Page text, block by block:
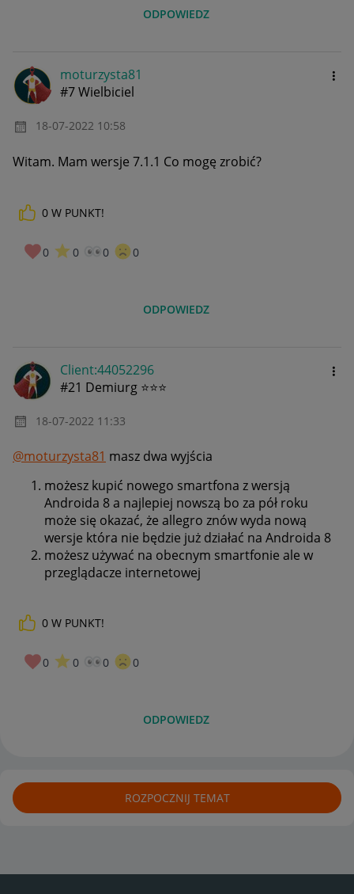
ODPOWIEDZ
moturzysta81
#7 Wielbiciel
‎18-07-2022 10:58
Witam. Mam wersje 7.1.1 Co mogę zrobić?
0 W PUNKT!
0 0 0 0
ODPOWIEDZ
Client:44052296
#21 Demiurg ⭐⭐⭐
‎18-07-2022 11:33
@moturzysta81 masz dwa wyjścia
możesz kupić nowego smartfona z wersją
Androida 8 a najlepiej nowszą bo za pół roku
może się okazać, że allegro znów wyda nową
wersje która nie będzie już działać na Androida 8
możesz używać na obecnym smartfonie ale w
przeglądacze internetowej
0 W PUNKT!
0 0 0 0
ODPOWIEDZ
ROZPOCZNIJ TEMAT